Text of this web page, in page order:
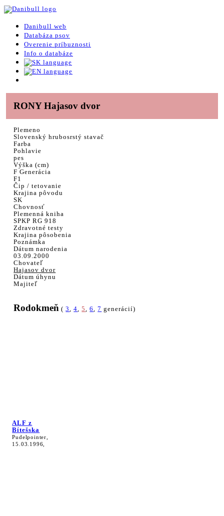
Danibull web
Databáza psov
Overenie príbuznosti
Info o databáze
RONY Hajasov dvor
Plemeno
Slovenský hrubosrstý stavač
Farba
Pohlavie
pes
Výška (cm)
F Generácia
F1
Čip / tetovanie
Krajina pôvodu
SK
Chovnosť
Plemenná kniha
SPKP RG 918
Zdravotné testy
Krajina pôsobenia
Poznámka
Dátum narodenia
03.09.2000
Chovateľ
Hajasov dvor
Dátum úhynu
Majiteľ
Rodokmeň (3,4,5,6,7 generácií)
ALF z
Bítešska
Pudelpointer,
15.03.1996,